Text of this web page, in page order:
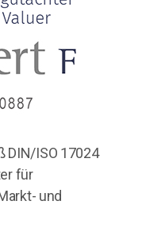
DIN/ISO 17024
für
und